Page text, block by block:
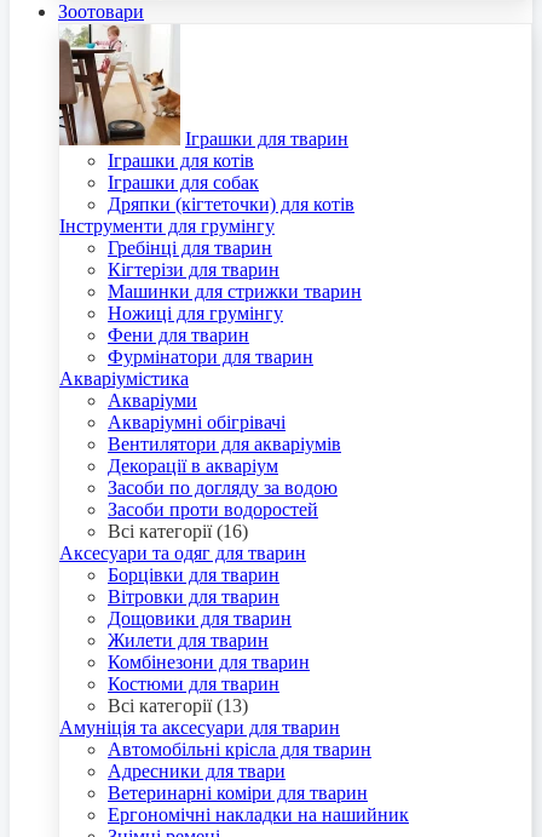
Зоотовари
Іграшки для тварин
Іграшки для котів
Іграшки для собак
Дряпки (кігтеточки) для котів
Інструменти для грумінгу
Гребінці для тварин
Кігтерізи для тварин
Машинки для стрижки тварин
Ножиці для грумінгу
Фени для тварин
Фурмінатори для тварин
Акваріумістика
Акваріуми
Акваріумні обігрівачі
Вентилятори для акваріумів
Декорації в акваріум
Засоби по догляду за водою
Засоби проти водоростей
Всі категорії (16)
Аксесуари та одяг для тварин
Борцівки для тварин
Вітровки для тварин
Дощовики для тварин
Жилети для тварин
Комбінезони для тварин
Костюми для тварин
Всі категорії (13)
Амуніція та аксесуари для тварин
Автомобільні крісла для тварин
Адресники для твари
Ветеринарні коміри для тварин
Ергономічні накладки на нашийник